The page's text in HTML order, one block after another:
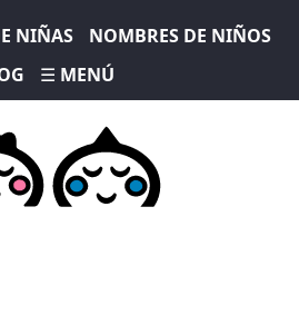
NIÑAS
NOMBRES DE NIÑOS
☰ MENÚ